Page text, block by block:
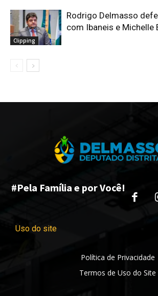
Clipping
Rodrigo Delmasso
com Ibaneis e Michelle
#Pela Família e por Você!
Uso do site
Política de Privacidade
Termos de Uso do Site